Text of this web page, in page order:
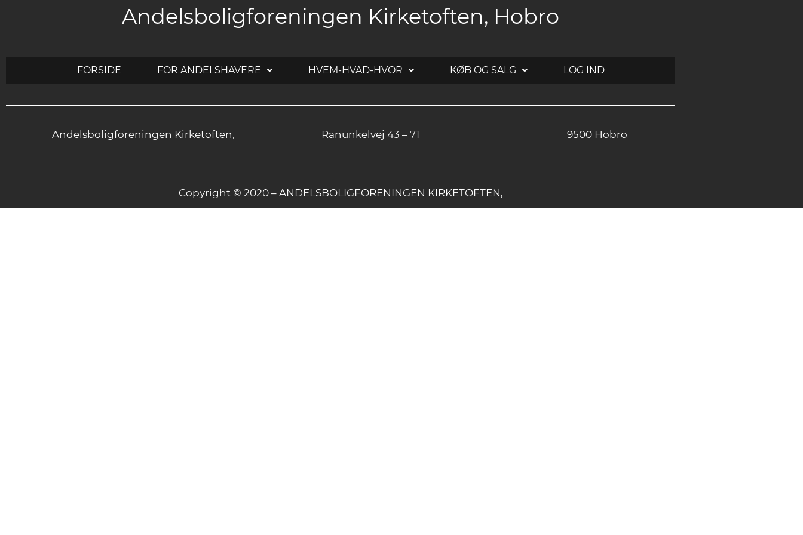
Andelsboligforeningen Kirketoften, Hobro
FORSIDE FOR ANDELSHAVERE HVEM-HVAD-HVOR KØB OG SALG LOG IND
Andelsboligforeningen Kirketoften, Ranunkelvej 43 – 71 9500 Hobro
Copyright © 2020 – ANDELSBOLIGFORENINGEN KIRKETOFTEN,